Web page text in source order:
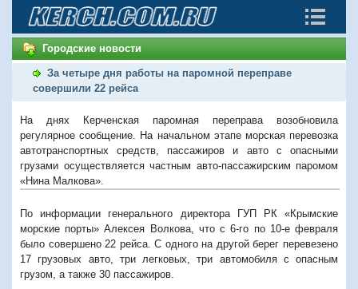
Городские новости
За четыре дня работы на паромной переправе
совершили 22 рейса
На днях Керченская паромная переправа возобновила
регулярное сообщение. На начальном этапе морская перевозка
автотранспортных средств, пассажиров и авто с опасными
грузами осуществляется частным авто-пассажирским паромом
«Нина Малкова».
По информации генерального директора ГУП РК «Крымские
морские порты» Алексея Волкова, что с 6-го по 10-е февраля
было совершено 22 рейса. С одного на другой берег перевезено
17 грузовых авто, три легковых, три автомобиля с опасным
грузом, а также 30 пассажиров.